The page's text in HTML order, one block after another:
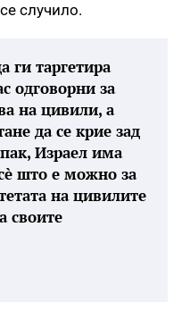
случило.
ги таргетира
одговорни за
на цивили, а
да се крие зад
Израел има
што е можно за
на цивилите
своите